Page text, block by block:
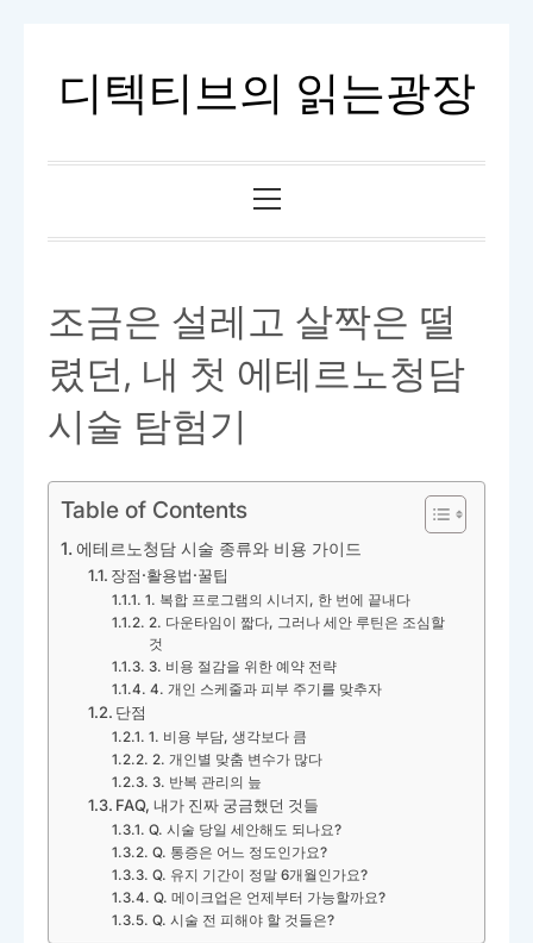
디텍티브의 읽는광장
본
메
조금은 설레고 살짝은 떨
렸던, 내 첫 에테르노청담
시술 탐험기
Table of Contents
에테르노청담 시술 종류와 비용 가이드
장점·활용법·꿀팁
1. 복합 프로그램의 시너지, 한 번에 끝내다
2. 다운타임이 짧다, 그러나 세안 루틴은 조심할
것
3. 비용 절감을 위한 예약 전략
4. 개인 스케줄과 피부 주기를 맞추자
단점
1. 비용 부담, 생각보다 큼
2. 개인별 맞춤 변수가 많다
3. 반복 관리의 늪
FAQ, 내가 진짜 궁금했던 것들
Q. 시술 당일 세안해도 되나요?
Q. 통증은 어느 정도인가요?
Q. 유지 기간이 정말 6개월인가요?
Q. 메이크업은 언제부터 가능할까요?
Q. 시술 전 피해야 할 것들은?